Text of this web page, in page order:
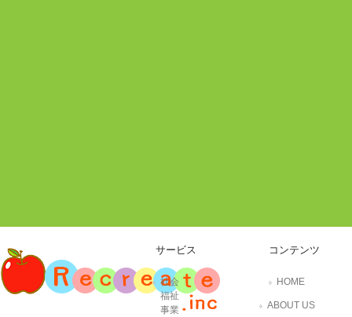
サービス
社会
福祉
事業
コンテンツ
HOME
ABOUT US